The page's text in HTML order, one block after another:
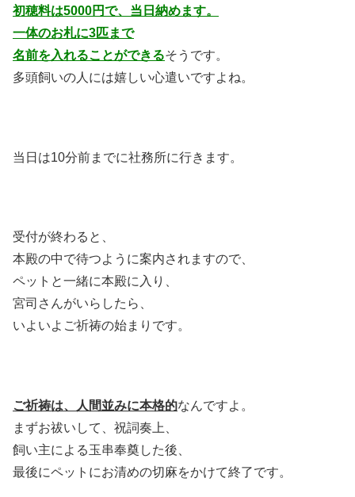
初穂料は5000円で、当日納めます。
一体のお札に3匹まで
名前を入れることができるそうです。
多頭飼いの人には嬉しい心遣いですよね。
当日は10分前までに社務所に行きます。
受付が終わると、
本殿の中で待つように案内されますので、
ペットと一緒に本殿に入り、
宮司さんがいらしたら、
いよいよご祈祷の始まりです。
ご祈祷は、人間並みに本格的なんですよ。
まずお祓いして、祝詞奏上、
飼い主による玉串奉奠した後、
最後にペットにお清めの切麻をかけて終了です。